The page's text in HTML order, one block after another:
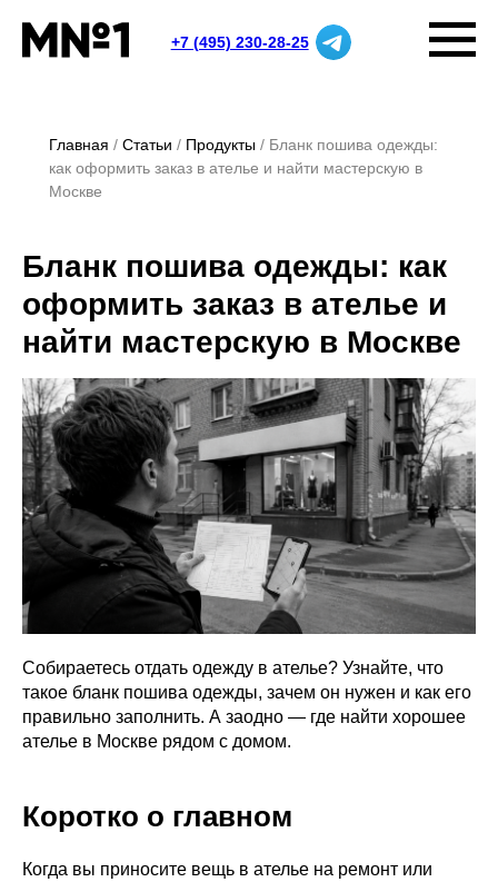
Главная Статьи Продукты
Бланк пошива одежды:
как оформить заказ в ателье и найти мастерскую в
Москве
Бланк пошива одежды: как
оформить заказ в ателье и
найти мастерскую в Москве
Собираетесь отдать одежду в ателье? Узнайте, что
такое бланк пошива одежды, зачем он нужен и как его
правильно заполнить. А заодно — где найти хорошее
ателье в Москве рядом с домом.
Коротко о главном
Когда вы приносите вещь в ателье на ремонт или